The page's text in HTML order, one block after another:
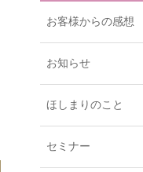
お客様からの感想
お知らせ
ほしまりのこと
セミナー